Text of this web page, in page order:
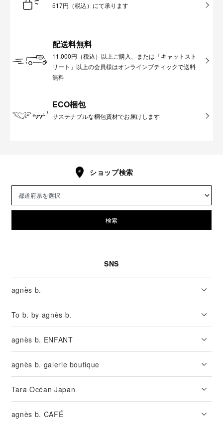
517円（税込）にて承ります
配送料無料
11,000円（税込）以上ご購入、または「キャットスト
リート」以上の会員様はオンラインブティックで送料
無料
ECO梱包
サステナブルな梱包資材でお届けします
ショップ検索
検索
SNS
agnès b.
To b. by agnès b.
agnès b. ENFANT
agnès b. galerie boutique
Tara Océan Japan
agnès b. CAFÉ